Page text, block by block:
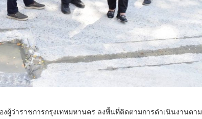
งผู้ว่าราชการกรุงเทพมหานคร ลงพื้นที่ติดตามการดำเนินงานตาม